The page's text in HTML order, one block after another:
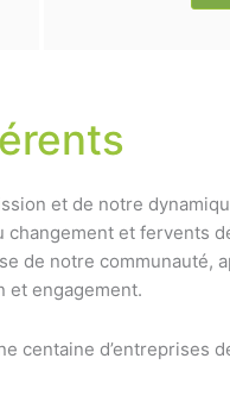
et de notre
changement et fervents
de notre communauté,
et engagement.
centaine d’entreprises